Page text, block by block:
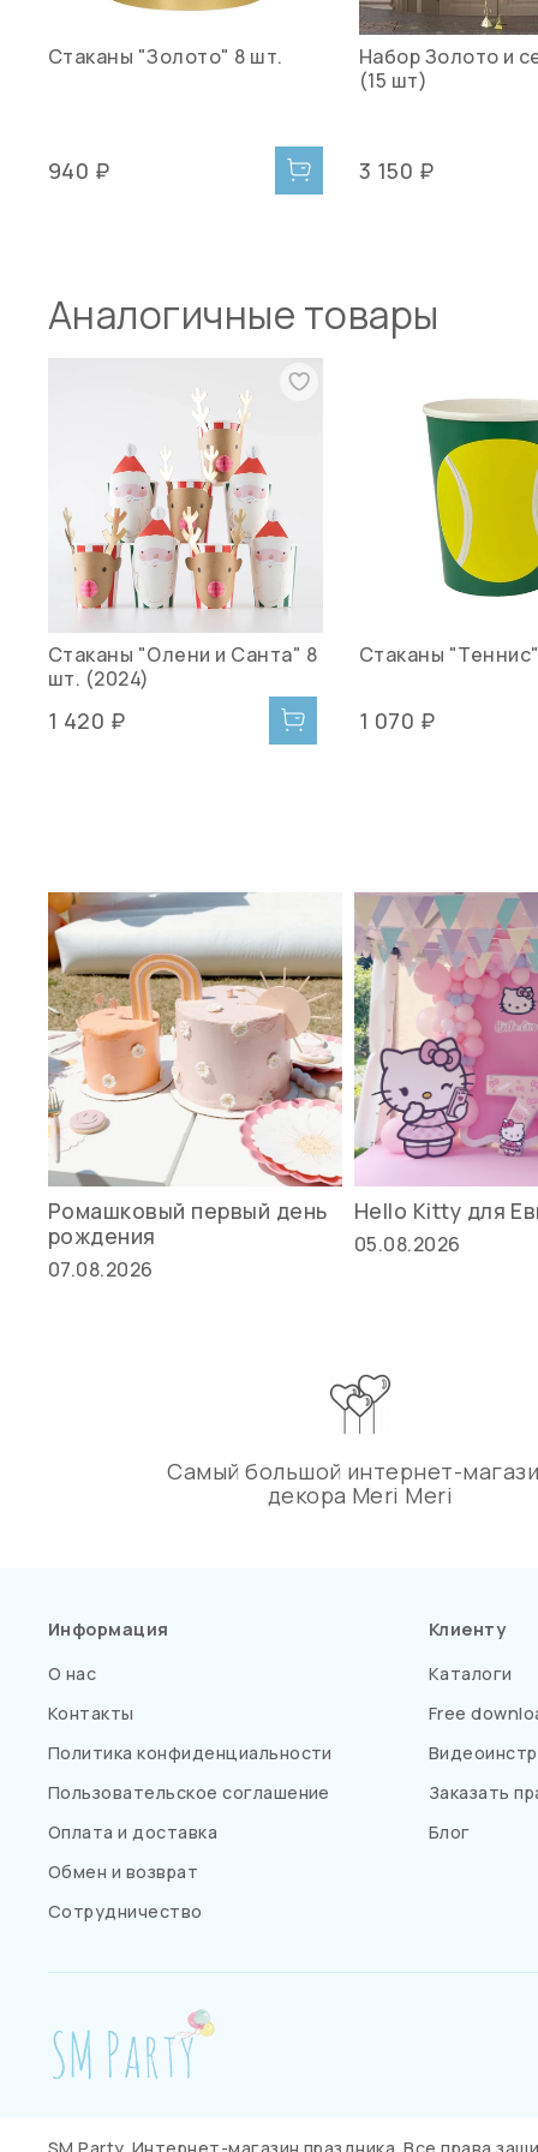
Стаканы "Золото" 8 шт.
940 ₽
Набор Золото и
(15 шт)
3 150 ₽
Аналогичные товары
Стаканы "Олени и Санта" 8
шт. (2024)
1 420 ₽
Стаканы
1 070 ₽
Ромашковый первый день
рождения
07.08.2026
Hello Kitty для
05.08.2026
Самый большой интернет-
декора Meri Meri
Информация
О нас
Контакты
Политика конфиденциальности
Пользовательское соглашение
Оплата и доставка
Обмен и возврат
Сотрудничество
Клиенту
Каталоги
Free
Заказать
Блог